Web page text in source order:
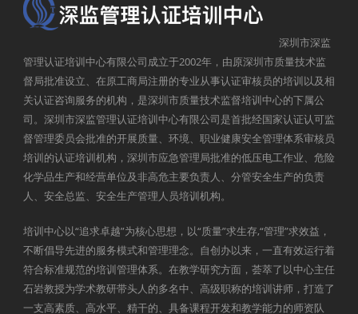
深圳市深监
管理认证培训中心有限公司成立于2002年，由原深圳市质量技术监
督局批准设立、在原工商局注册的专业从事认证审核员的培训以及相
关认证咨询服务的机构，是深圳市质量技术监督培训中心的下属公
司。深圳市深监管理认证培训中心有限公司是首批经国家认证认可监
督管理委员会批准的开展质量、环境、职业健康安全管理体系审核员
培训的认证培训机构，深圳市应急管理局批准的低压电工作业、危险
化学品生产和经营单位及非高危主要负责人、分管安全生产的负责
人、安全总监、安全生产管理人员培训机构。
培训中心以“追求卓越”为核心思想，以“质量”求生存,“管理”求效益，
不断倡导先进的服务模式和管理理念。自创办以来，一直有效运行着
符合标准规范的培训管理体系。在教学研究方面，荟萃了以中心主任
石岩教授为学术教研带头人的多名中、高级职称的培训讲师，打造了
一支高素质、高水平、精干的、具备课程开发和教学能力的师资队